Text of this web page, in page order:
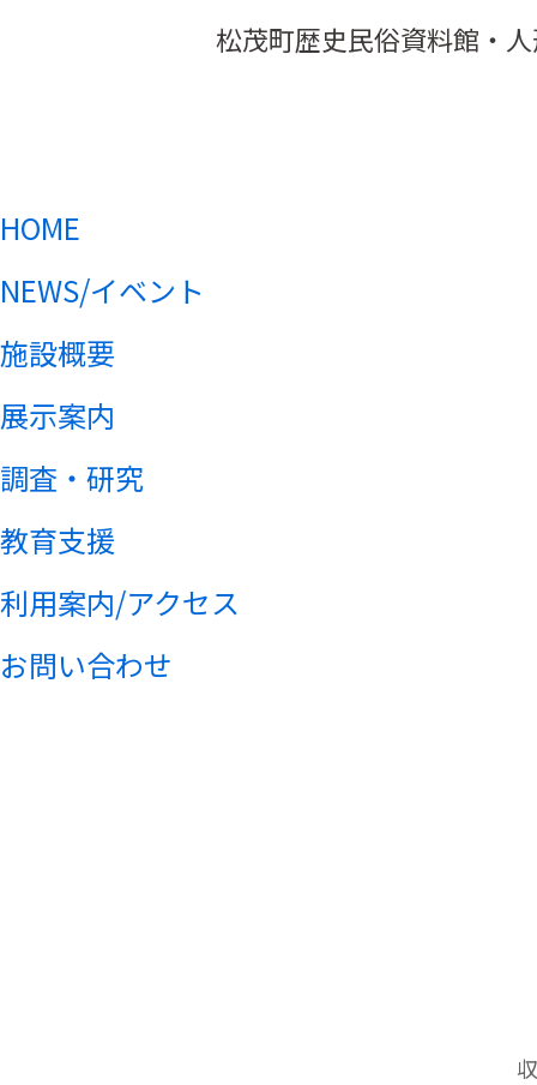
松茂町歴史民俗資料館・
HOME
NEWS/イベント
施設概要
展示案内
調査・研究
教育支援
利用案内/アクセス
お問い合わせ